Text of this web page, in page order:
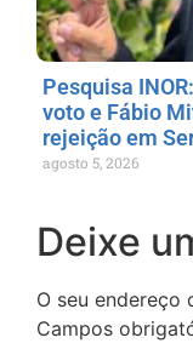
Pesquisa
voto e Fábio
rejeição em
agosto 5, 2026
Deixe
O seu endereço
Campos